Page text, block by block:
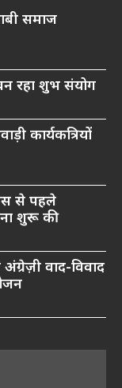
समाज
रहा शुभ संयोग
कार्यकत्रियों
से पहले
शुरू की
वाद-विवाद